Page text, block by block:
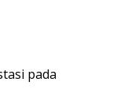
pada